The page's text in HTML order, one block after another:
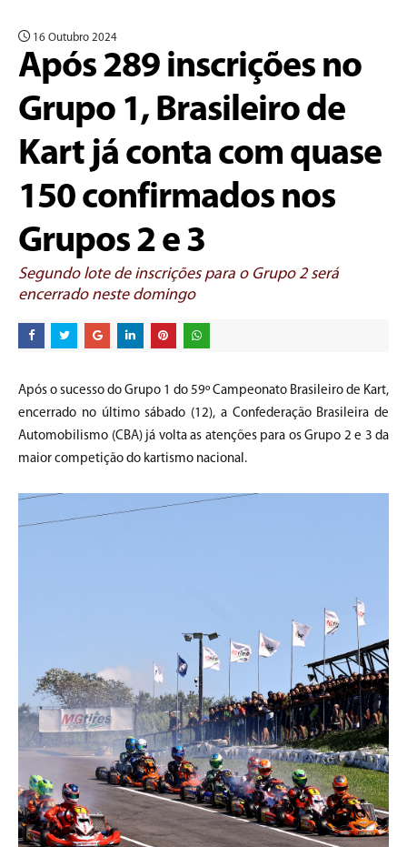
16 Outubro 2024
Após 289 inscrições no
Grupo 1, Brasileiro de
Kart já conta com quase
150 confirmados nos
Grupos 2 e 3
Segundo lote de inscrições para o Grupo 2 será
encerrado neste domingo
Após o sucesso do Grupo 1 do 59º Campeonato Brasileiro de Kart,
encerrado no último sábado (12), a Confederação Brasileira de
Automobilismo (CBA) já volta as atenções para os Grupo 2 e 3 da
maior competição do kartismo nacional.